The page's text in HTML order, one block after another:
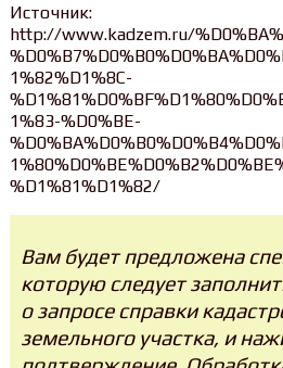
Источник:
http://www.kadzem.ru/
1%82%D1%8C-
1%83-%D0%BE-
%D1%81%D1%82/
Вам будет предложена
которую следует
о запросе справки
земельного участка, и